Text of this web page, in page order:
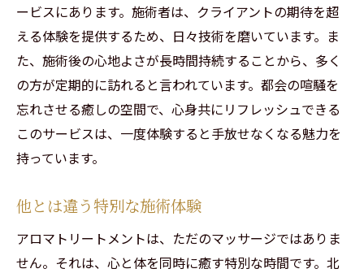
ービスにあります。施術者は、クライアントの期待を超
える体験を提供するため、日々技術を磨いています。ま
た、施術後の心地よさが長時間持続することから、多く
の方が定期的に訪れると言われています。都会の喧騒を
忘れさせる癒しの空間で、心身共にリフレッシュできる
このサービスは、一度体験すると手放せなくなる魅力を
持っています。
他とは違う特別な施術体験
アロマトリートメントは、ただのマッサージではありま
せん。それは、心と体を同時に癒す特別な時間です。北